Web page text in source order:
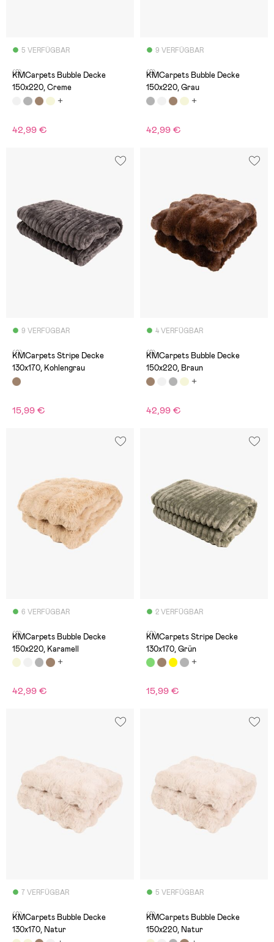
5 VERFÜGBAR
(2)
KMCarpets Bubble Decke
150x220, Creme
42,99 €
9 VERFÜGBAR
(2)
KMCarpets Bubble Decke
150x220, Grau
42,99 €
9 VERFÜGBAR
(0)
KMCarpets Stripe Decke
130x170, Kohlengrau
15,99 €
4 VERFÜGBAR
(2)
KMCarpets Bubble Decke
150x220, Braun
42,99 €
6 VERFÜGBAR
(2)
KMCarpets Bubble Decke
150x220, Karamell
42,99 €
2 VERFÜGBAR
(0)
KMCarpets Stripe Decke
130x170, Grün
15,99 €
7 VERFÜGBAR
(0)
KMCarpets Bubble Decke
130x170, Natur
5 VERFÜGBAR
(2)
KMCarpets Bubble Decke
150x220, Natur